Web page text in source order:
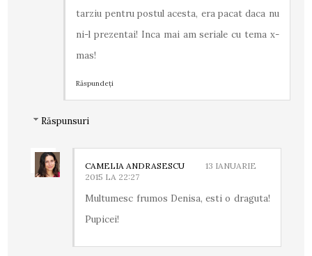
tarziu pentru postul acesta, era pacat daca nu
ni-l prezentai! Inca mai am seriale cu tema x-
mas!
Răspundeți
Răspunsuri
CAMELIA ANDRASESCU
13 IANUARIE
2015 LA 22:27
Multumesc frumos Denisa, esti o draguta!
Pupicei!